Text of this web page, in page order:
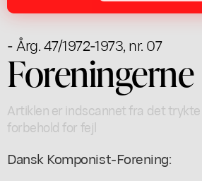
- Årg. 47/1972-1973, nr. 07
Foreningerne
Artiklen er indscannet fra det
forbehold for fejl
Dansk Komponist-Forening: